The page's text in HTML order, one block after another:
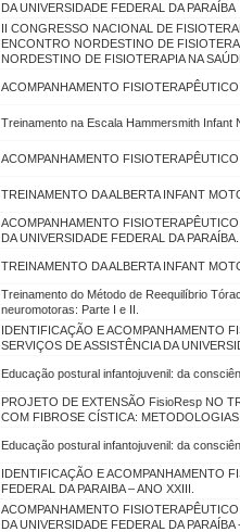
DA UNIVERSIDADE FEDERAL DA PARAÍBA
II CONGRESSO NACIONAL DE
ENCONTRO NORDESTINO DE
NORDESTINO DE FISIOTERAPIA NA
ACOMPANHAMENTO FISIOTERAPÊUTICO
Treinamento na Escala Hammersmith Infant
ACOMPANHAMENTO FISIOTERAPÊUTICO
TREINAMENTO DA ALBERTA INFANT
ACOMPANHAMENTO FISIOTERAPÊUTICO
DA UNIVERSIDADE FEDERAL DA PARAÍBA.
TREINAMENTO DA ALBERTA INFANT
Treinamento do Método de Reequilíbrio
neuromotoras: Parte I e II.
IDENTIFICAÇÃO E ACOMPANHAMENTO
SERVIÇOS DE ASSISTÊNCIA DA
Educação postural infantojuvenil: da
PROJETO DE EXTENSÃO FisioResp NO
COM FIBROSE CÍSTICA:
Educação postural infantojuvenil: da
IDENTIFICAÇÃO E ACOMPANHAMENTO
FEDERAL DA PARAIBA – ANO XXIII.
ACOMPANHAMENTO FISIOTERAPÊUTICO
DA UNIVERSIDADE FEDERAL DA PARAÍBA